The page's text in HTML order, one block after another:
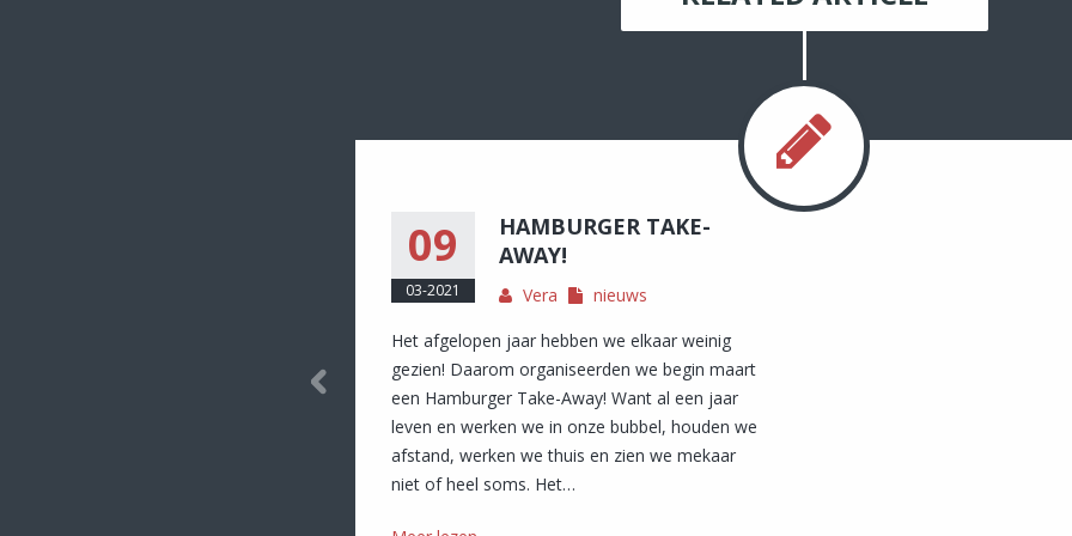
09
03-2021
HAMBURGER TAKE-
AWAY!
Vera
nieuws
Het afgelopen jaar hebben we elkaar weinig
gezien! Daarom organiseerden we begin maart
een Hamburger Take-Away! Want al een jaar
leven en werken we in onze bubbel, houden we
afstand, werken we thuis en zien we mekaar
niet of heel soms. Het…